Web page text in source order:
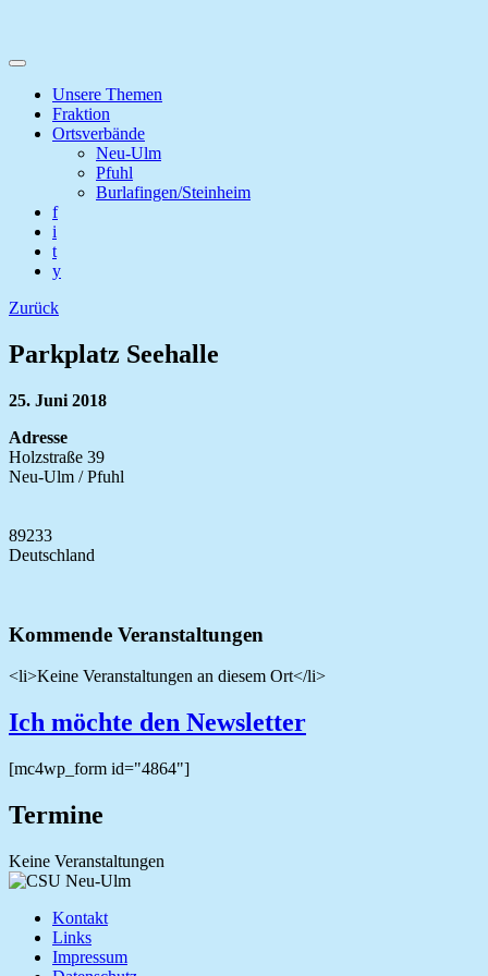
Unsere Themen
Fraktion
Ortsverbände
Neu-Ulm
Pfuhl
Burlafingen/Steinheim
f
i
t
y
Zurück
Parkplatz Seehalle
25. Juni 2018
Adresse
Holzstraße 39
Neu-Ulm / Pfuhl
89233
Deutschland
Kommende Veranstaltungen
<li>Keine Veranstaltungen an diesem Ort</li>
Ich möchte den Newsletter
[mc4wp_form id="4864"]
Termine
Keine Veranstaltungen
Kontakt
Links
Impressum